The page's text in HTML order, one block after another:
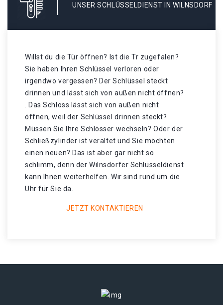
UNSER SCHLÜSSELDIENST IN WILNSDORF
Willst du die Tür öffnen? Ist die Tr zugefalen?
Sie haben Ihren Schlüssel verloren oder
irgendwo vergessen? Der Schlüssel steckt
drinnen und lässt sich von außen nicht öffnen?
. Das Schloss lässt sich von außen nicht
öffnen, weil der Schlüssel drinnen steckt?
Müssen Sie Ihre Schlösser wechseln? Oder der
Schließzylinder ist veraltet und Sie möchten
einen neuen? Das ist aber gar nicht so
schlimm, denn der Wilnsdorfer Schlüsseldienst
kann Ihnen weiterhelfen. Wir sind rund um die
Uhr für Sie da.
JETZT KONTAKTIEREN